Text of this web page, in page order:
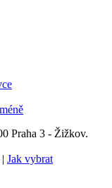
Praha 3 - Žižkov.
| Jak vybrat